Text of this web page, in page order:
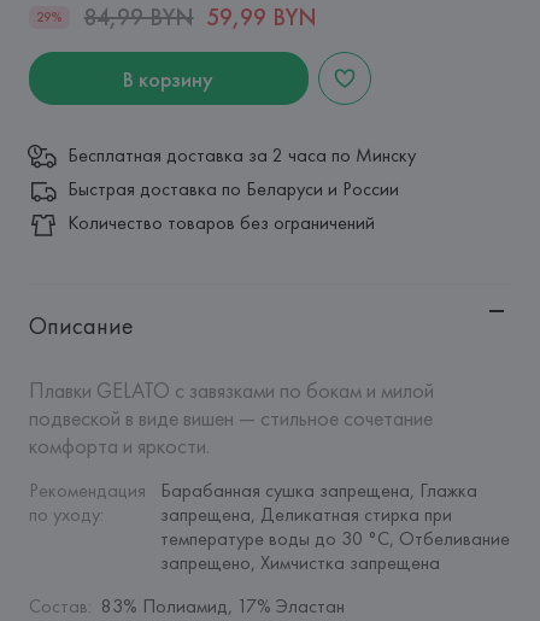
29% 84,99 BYN 59,99 BYN
В корзину
Бесплатная доставка за 2 часа по Минску
Быстрая доставка по Беларуси и России
Количество товаров без ограничений
Описание
Плавки GELATO с завязками по бокам и милой
подвеской в виде вишен — стильное сочетание
комфорта и яркости.
Рекомендация
по уходу:
Барабанная сушка запрещена, Глажка
запрещена, Деликатная стирка при
температуре воды до 30 °C, Отбеливание
запрещено, Химчистка запрещена
Состав: 83% Полиамид, 17% Эластан